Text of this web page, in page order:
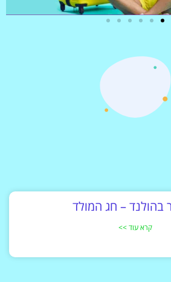
בהולנד – חג המולד
קרא עוד >>